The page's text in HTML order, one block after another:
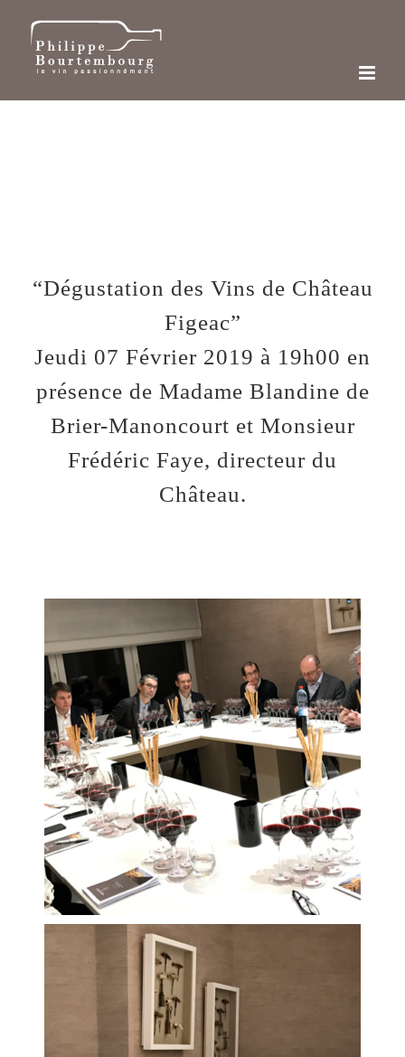
contenu
“Dégustation des Vins de Château
Figeac”
Jeudi 07 Février 2019 à 19h00 en
présence de Madame Blandine de
Brier-Manoncourt et Monsieur
Frédéric Faye, directeur du
Château.